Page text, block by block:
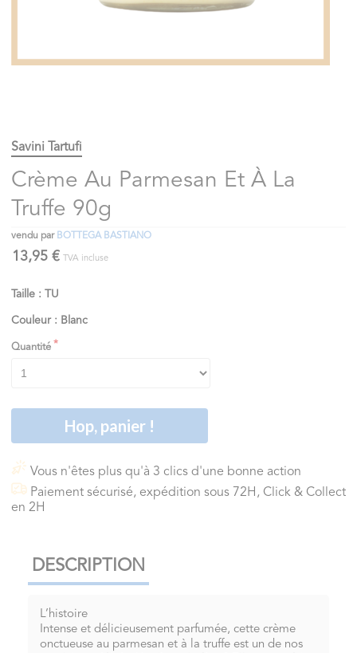
Savini Tartufi
Crème Au Parmesan Et À La
Truffe 90g
vendu par BOTTEGA BASTIANO
13,95 € TVA incluse
Taille : TU
Couleur : Blanc
Quantité
Hop, panier !
Vous n'êtes plus qu'à 3 clics d'une bonne action
Paiement sécurisé, expédition sous 72H, Click & Collect
en 2H
DESCRIPTION
L’histoire
Intense et délicieusement parfumée, cette crème
onctueuse au parmesan et à la truffe est un de nos